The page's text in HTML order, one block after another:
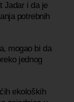
Jadar i da je
potrebnih
mogao bi da
jednog
ekoloških